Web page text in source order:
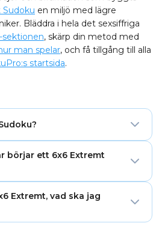
Sudoku en miljö med lägre
Bläddra i hela det sexsiffriga
sektionen, skärp din metod med
man spelar, och få tillgång till alla
startsida.
och innehåller bara 8–
totalt 36 celler. Det kräver
för att bygga och utvärdera
innan någon placering
börjar ett 6x6 Extremt
lämnar 26 till 28 av de 36
är ungefär det minsta antal
Extremt, vad ska jag